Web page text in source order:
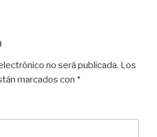
no será publicada. Los
marcados con *